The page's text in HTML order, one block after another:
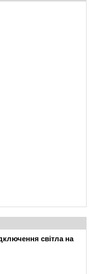
світла на